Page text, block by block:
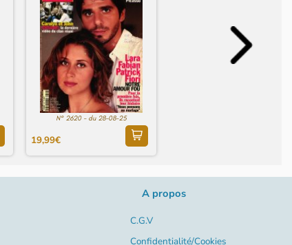
N° 2620 - du 28-08-25
19,99€
A propos
C.G.V
Confidentialité/Cookies